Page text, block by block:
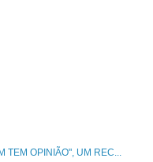
TEM OPINIÃO", UM REC...